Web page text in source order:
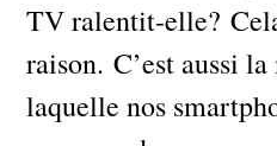
TV ralentit-elle?
raison. C’est aussi
laquelle nos